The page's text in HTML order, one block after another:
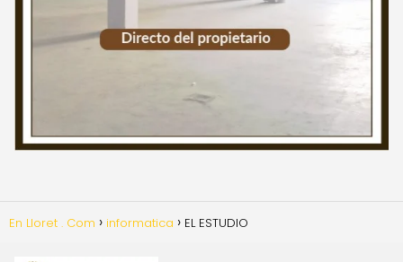
En Lloret . Com informatica EL ESTUDIO